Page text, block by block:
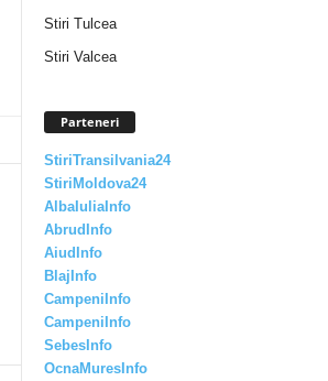
Stiri Tulcea
Stiri Valcea
Parteneri
StiriTransilvania24
StiriMoldova24
AlbaIuliaInfo
AbrudInfo
AiudInfo
BlajInfo
CampeniInfo
CampeniInfo
SebesInfo
OcnaMuresInfo